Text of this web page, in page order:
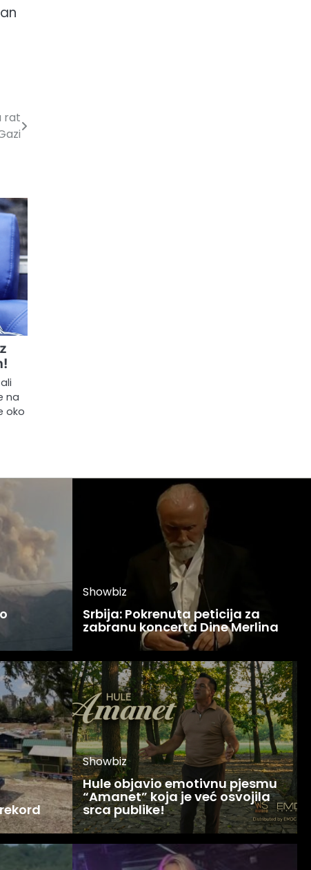
rat
na
oko
Showbiz
Srbija: Pokrenuta peticija za
zabranu koncerta Dine Merlina
Showbiz
Hule objavio emotivnu pjesmu
“Amanet” koja je već osvojila
srca publike!